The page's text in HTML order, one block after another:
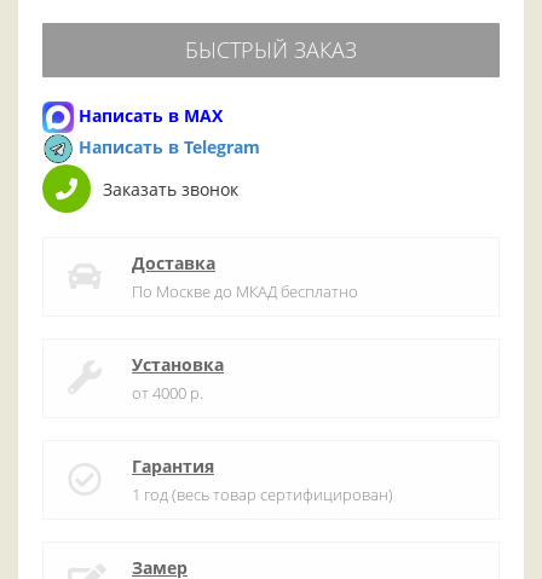
БЫСТРЫЙ ЗАКАЗ
Написать в MAX
Написать в Telegram
Заказать звонок
Доставка
По Москве до МКАД бесплатно
Установка
от 4000 р.
Гарантия
1 год (весь товар сертифицирован)
Замер